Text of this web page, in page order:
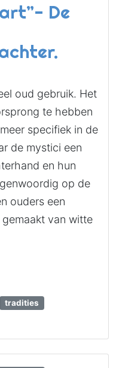
De
oud gebruik. Het
te hebben
specifiek in de
de mystici een
en hun
op de
ouders een
gemaakt van witte
tradities